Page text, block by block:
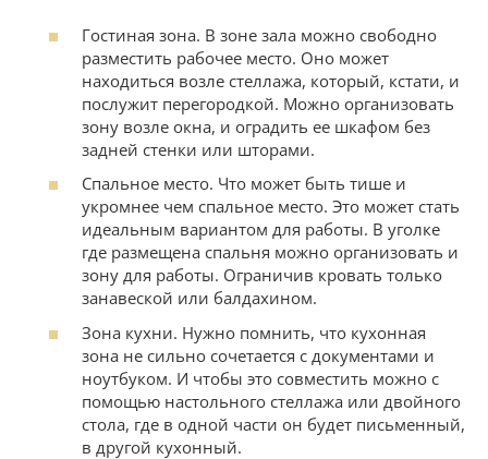
Гостиная зона. В зоне зала можно свободно
разместить рабочее место. Оно может
находиться возле стеллажа, который, кстати, и
послужит перегородкой. Можно организовать
зону возле окна, и оградить ее шкафом без
задней стенки или шторами.
Спальное место. Что может быть тише и
укромнее чем спальное место. Это может стать
идеальным вариантом для работы. В уголке
где размещена спальня можно организовать и
зону для работы. Ограничив кровать только
занавеской или балдахином.
Зона кухни. Нужно помнить, что кухонная
зона не сильно сочетается с документами и
ноутбуком. И чтобы это совместить можно с
помощью настольного стеллажа или двойного
стола, где в одной части он будет письменный,
в другой кухонный.